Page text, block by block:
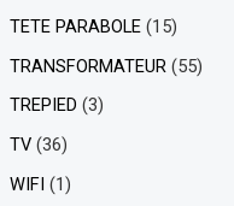
TETE PARABOLE (15)
TRANSFORMATEUR (55)
TREPIED (3)
TV (36)
WIFI (1)